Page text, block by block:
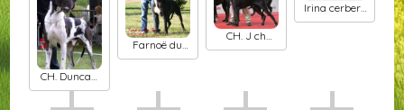
CH. Duncan
d'Omaha dog
Farnoë du
mont Toise
CH. J ch
jaaphar de
Irina cerbere
d'eyjeaux